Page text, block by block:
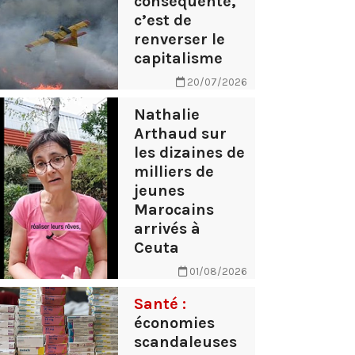
c’est de
renverser le
capitalisme
20/07/2026
Nathalie
Arthaud sur
les dizaines de
milliers de
jeunes
Marocains
arrivés à
Ceuta
01/08/2026
Santé :
économies
scandaleuses